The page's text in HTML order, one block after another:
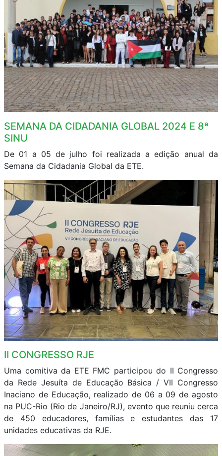
SEMANA DA CIDADANIA GLOBAL 2024 E 8ª
SINU
De 01 a 05 de julho foi realizada a edição anual da
Semana da Cidadania Global da ETE.
II CONGRESSO RJE
Uma comitiva da ETE FMC participou do II Congresso
da Rede Jesuíta de Educação Básica / VII Congresso
Inaciano de Educação, realizado de 06 a 09 de agosto
na PUC-Rio (Rio de Janeiro/RJ), evento que reuniu cerca
de 450 educadores, famílias e estudantes das 17
unidades educativas da RJE.